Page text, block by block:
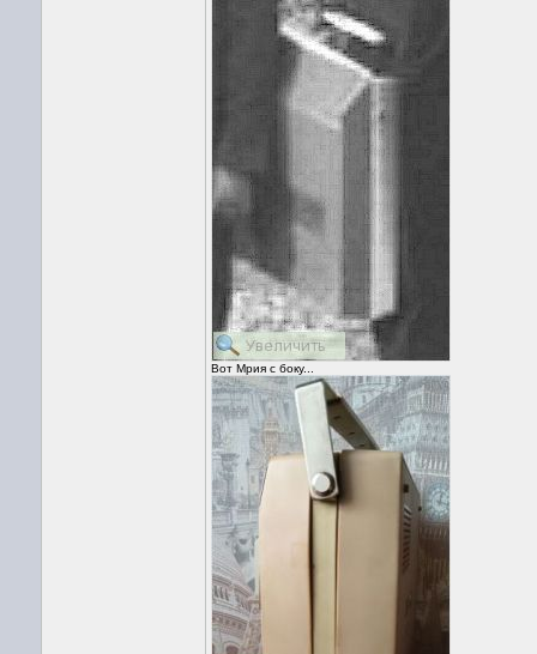
Вот Мрия с боку...